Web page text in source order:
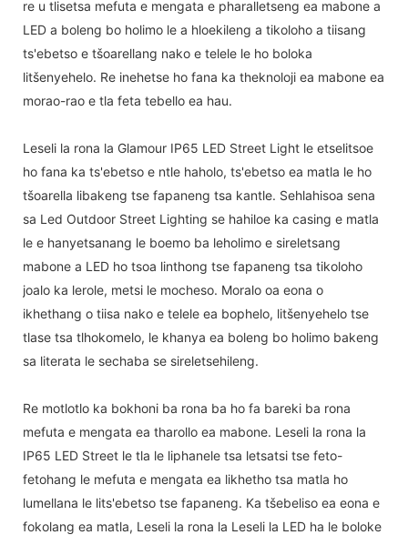
re u tlisetsa mefuta e mengata e pharalletseng ea mabone a
LED a boleng bo holimo le a hloekileng a tikoloho a tiisang
ts'ebetso e tšoarellang nako e telele le ho boloka
litšenyehelo. Re inehetse ho fana ka theknoloji ea mabone ea
morao-rao e tla feta tebello ea hau.
Leseli la rona la Glamour IP65 LED Street Light le etselitsoe
ho fana ka ts'ebetso e ntle haholo, ts'ebetso ea matla le ho
tšoarella libakeng tse fapaneng tsa kantle. Sehlahisoa sena
sa Led Outdoor Street Lighting se hahiloe ka casing e matla
le e hanyetsanang le boemo ba leholimo e sireletsang
mabone a LED ho tsoa linthong tse fapaneng tsa tikoloho
joalo ka lerole, metsi le mocheso. Moralo oa eona o
ikhethang o tiisa nako e telele ea bophelo, litšenyehelo tse
tlase tsa tlhokomelo, le khanya ea boleng bo holimo bakeng
sa literata le sechaba se sireletsehileng.
Re motlotlo ka bokhoni ba rona ba ho fa bareki ba rona
mefuta e mengata ea tharollo ea mabone. Leseli la rona la
IP65 LED Street le tla le liphanele tsa letsatsi tse feto-
fetohang le mefuta e mengata ea likhetho tsa matla ho
lumellana le lits'ebetso tse fapaneng. Ka tšebeliso ea eona e
fokolang ea matla, Leseli la rona la Leseli la LED ha le boloke